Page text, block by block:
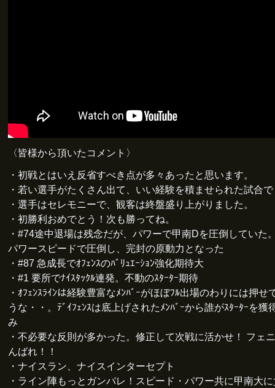
〈皆様から頂いたコメント〉
・初戦とはいえ反省すべき点が多々あったと思います。
・若い選手がたくさん出て、いい経験を積ませられた試合
・選手はセレモニーで、観客は終盤盛り上がりました。
・初勝利おめでとう！次も勝ってね。
・#74途中退場は残念だが、パワーで甲南Dを圧倒していた
パワースピードで圧倒し、完封の原動力となった
・#87 急成長でｵﾌｪﾝｽのﾊﾞﾘｭｴｰｼｮﾝ強化期待大
・#1 要所でﾅｲｽﾀｯｸﾙ連発。不動のｽﾀｰﾀｰ期待
・ｵﾌｪﾝｽﾗｲﾝは経験豊富なﾒﾝﾊﾞｰがほぼﾌﾙ出場のわりには押せ
うな・・。ﾃﾞｲﾌｪﾝｽは底上げされたﾒﾝﾊﾞｰから誰がｽﾀｰﾀｰを獲
み
・不必要な反則が多かった。修正して次戦に活かせ！ フェ
んばれ！！
・ナイスラン、ナイスインターセプト
・ライン陣もっとガンバレ！スピード・パワー共に甲南大